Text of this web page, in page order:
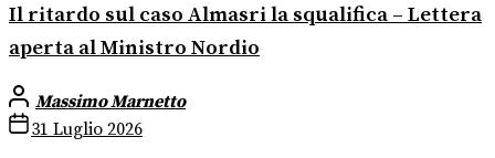
Il ritardo sul caso Almasri la squalifica – Lettera
aperta al Ministro Nordio
Massimo Marnetto
31 Luglio 2026